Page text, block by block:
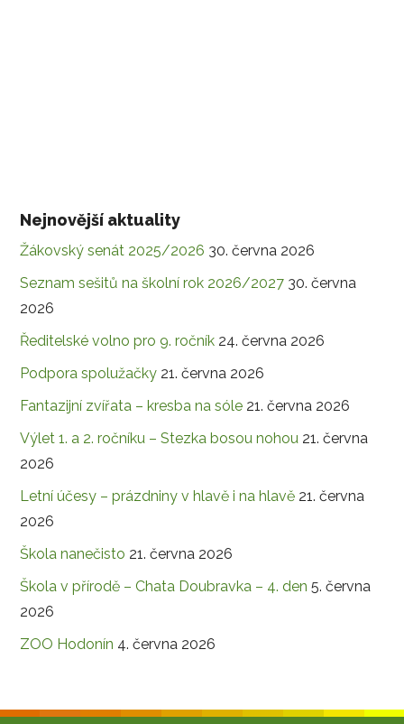
Nejnovější aktuality
Žákovský senát 2025/2026 30. června 2026
Seznam sešitů na školní rok 2026/2027 30. června
2026
Ředitelské volno pro 9. ročník 24. června 2026
Podpora spolužačky 21. června 2026
Fantazijní zvířata – kresba na sóle 21. června 2026
Výlet 1. a 2. ročníku – Stezka bosou nohou 21. června
2026
Letní účesy – prázdniny v hlavě i na hlavě 21. června
2026
Škola nanečisto 21. června 2026
Škola v přírodě – Chata Doubravka – 4. den 5. června
2026
ZOO Hodonín 4. června 2026